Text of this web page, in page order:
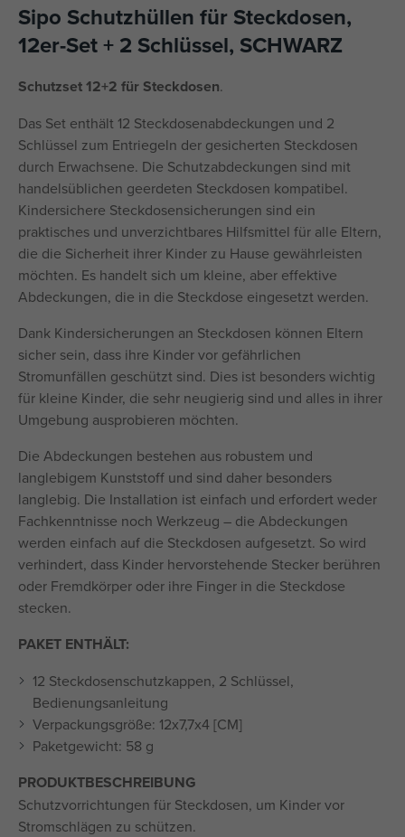
Sipo Schutzhüllen für Steckdosen,
12er-Set + 2 Schlüssel, SCHWARZ
Schutzset 12+2 für Steckdosen.
Das Set enthält 12 Steckdosenabdeckungen und 2
Schlüssel zum Entriegeln der gesicherten Steckdosen
durch Erwachsene. Die Schutzabdeckungen sind mit
handelsüblichen geerdeten Steckdosen kompatibel.
Kindersichere Steckdosensicherungen sind ein
praktisches und unverzichtbares Hilfsmittel für alle Eltern,
die die Sicherheit ihrer Kinder zu Hause gewährleisten
möchten. Es handelt sich um kleine, aber effektive
Abdeckungen, die in die Steckdose eingesetzt werden.
Dank Kindersicherungen an Steckdosen können Eltern
sicher sein, dass ihre Kinder vor gefährlichen
Stromunfällen geschützt sind. Dies ist besonders wichtig
für kleine Kinder, die sehr neugierig sind und alles in ihrer
Umgebung ausprobieren möchten.
Die Abdeckungen bestehen aus robustem und
langlebigem Kunststoff und sind daher besonders
langlebig. Die Installation ist einfach und erfordert weder
Fachkenntnisse noch Werkzeug – die Abdeckungen
werden einfach auf die Steckdosen aufgesetzt. So wird
verhindert, dass Kinder hervorstehende Stecker berühren
oder Fremdkörper oder ihre Finger in die Steckdose
stecken.
PAKET ENTHÄLT:
12 Steckdosenschutzkappen, 2 Schlüssel,
Bedienungsanleitung
Verpackungsgröße: 12x7,7x4 [CM]
Paketgewicht: 58 g
PRODUKTBESCHREIBUNG
Schutzvorrichtungen für Steckdosen, um Kinder vor
Stromschlägen zu schützen.